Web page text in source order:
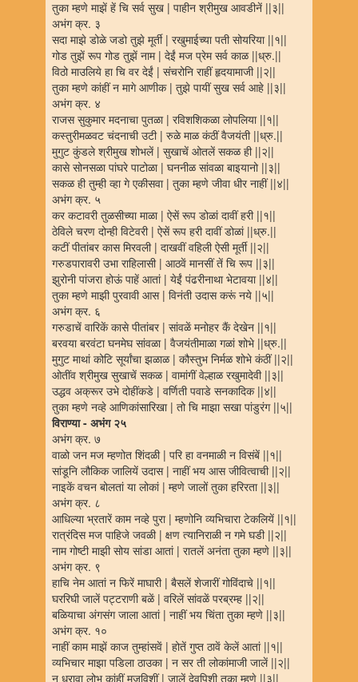
तुका म्हणे माझें हें चि सर्व सुख | पाहीन श्रीमुख आवडीनें ||३||
अभंग क्र. ३
सदा माझे डोळे जडो तुझे मूर्ती | रखुमाईच्या पती सोयरिया ||१||
गोड तुझें रूप गोड तुझें नाम | देईं मज प्रेम सर्व काळ ||ध्रु.||
विठो माउलिये हा चि वर देईं | संचरोनि राहीं हृदयामाजी ||२||
तुका म्हणे कांहीं न मागे आणीक | तुझे पायीं सुख सर्व आहे ||३||
अभंग क्र. ४
राजस सुकुमार मदनाचा पुतळा | रविशशिकळा लोपलिया ||१||
कस्तुरीमळवट चंदनाची उटी | रुळे माळ कंठीं वैजयंती ||ध्रु.||
मुगुट कुंडले श्रीमुख शोभलें | सुखाचें ओतलें सकळ ही ||२||
कासे सोनसळा पांघरे पाटोळा | घननीळ सांवळा बाइयानो ||३||
सकळ ही तुम्ही व्हा गे एकीसवा | तुका म्हणे जीवा धीर नाहीं ||४||
अभंग क्र. ५
कर कटावरी तुळसीच्या माळा | ऐसें रूप डोळां दावीं हरी ||१||
ठेविले चरण दोन्ही विटेवरी | ऐसें रूप हरी दावीं डोळां ||ध्रु.||
कटीं पीतांबर कास मिरवली | दाखवीं वहिली ऐसी मूर्ती ||२||
गरुडपारावरी उभा राहिलासी | आठवें मानसीं तें चि रूप ||३||
झुरोनी पांजरा होऊं पाहें आतां | येईं पंढरीनाथा भेटावया ||४||
तुका म्हणे माझी पुरवावी आस | विनंती उदास करूं नये ||५||
अभंग क्र. ६
गरुडाचें वारिकें कासे पीतांबर | सांवळें मनोहर कैं देखेन ||१||
बरवया बरवंटा घनमेघ सांवळा | वैजयंतीमाळा गळां शोभे ||ध्रु.||
मुगुट माथां कोटि सूर्यांचा झळाळ | कौस्तुभ निर्मळ शोभे कंठीं ||२||
ओतींव श्रीमुख सुखाचें सकळ | वामांगीं वेल्हाळ रखुमादेवी ||३||
उद्धव अक्रूर उभे दोहींकडे | वर्णिती पवाडे सनकादिक ||४||
तुका म्हणे नव्हे आणिकांसारिखा | तो चि माझा सखा पांडुरंग ||५||
विराण्या - अभंग २५
अभंग क्र. ७
वाळो जन मज म्हणोत शिंदळी | परि हा वनमाळी न विसंबें ||१||
सांडूनि लौकिक जालियें उदास | नाहीं भय आस जीवित्वाची ||२||
नाइकें वचन बोलतां या लोकां | म्हणे जालों तुका हरिरता ||३||
अभंग क्र. ८
आधिल्या भ्रतारें काम नव्हे पुरा | म्हणोनि व्यभिचारा टेकलियें ||१||
रात्रंदिस मज पाहिजे जवळी | क्षण त्यानिराळी न गमे घडी ||२||
नाम गोष्टी माझी सोय सांडा आतां | रातलें अनंता तुका म्हणे ||३||
अभंग क्र. ९
हाचि नेम आतां न फिरें माघारी | बैसलें शेजारीं गोविंदाचे ||१||
घररिघी जालें पट्टराणी बळें | वरिलें सांवळें परब्रम्ह ||२||
बळियाचा अंगसंग जाला आतां | नाहीं भय चिंता तुका म्हणे ||३||
अभंग क्र. १०
नाहीं काम माझें काज तुम्हांसवें | होतें गुप्त ठावें केलें आतां ||१||
व्यभिचार माझा पडिला ठाउका | न सर ती लोकांमाजी जालें ||२||
न धरावा लोभ कांहीं मजविशीं | जालें देवपिशी तुका म्हणे ||३||